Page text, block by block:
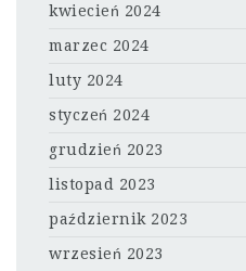
kwiecień 2024
marzec 2024
luty 2024
styczeń 2024
grudzień 2023
listopad 2023
październik 2023
wrzesień 2023